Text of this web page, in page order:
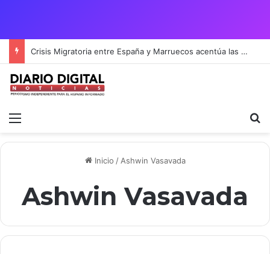
Crisis Migratoria entre España y Marruecos acentúa las tensiones diplomáticas y la fragilidad de los territorios de Ceuta y Melilla.
Inicio / Ashwin Vasavada
Ashwin Vasavada